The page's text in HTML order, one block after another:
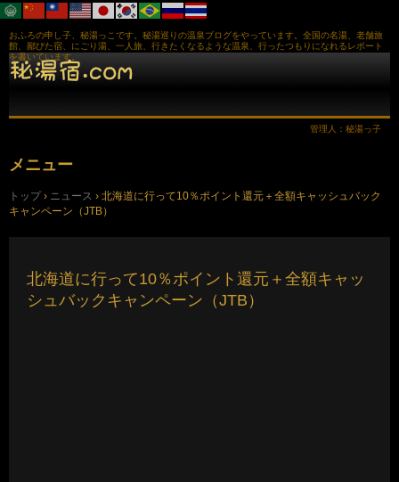
おふろの申し子、秘湯っこです。秘湯巡りの温泉ブログをやっています。全国の名湯、老舗旅
館、鄙びた宿、にごり湯、一人旅、行きたくなるような温泉、行ったつもりになれるレポート
を書いています。
管理人：秘湯っ子
メニュー
ン
テ
トップ › ニュース › 北海道に行って10％ポイント還元＋全額キャッシュバック
キャンペーン（JTB）
北海道に行って10％ポイント還元＋全額キャッ
シュバックキャンペーン（JTB）